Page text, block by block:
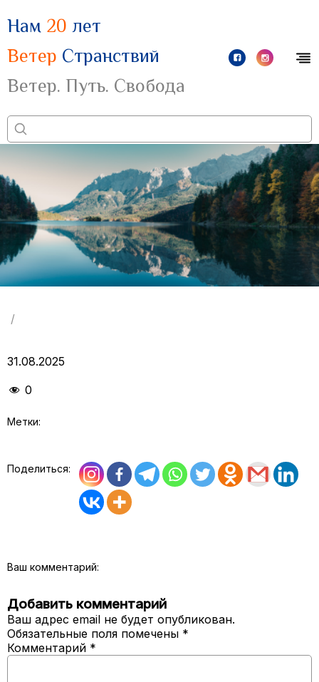
Нам 20 лет
Ветер Странствий
Ветер. Путь. Свобода
/
31.08.2025
0
Метки:
Поделиться:
Ваш комментарий:
Добавить комментарий
Ваш адрес email не будет опубликован.
Обязательные поля помечены *
Комментарий *